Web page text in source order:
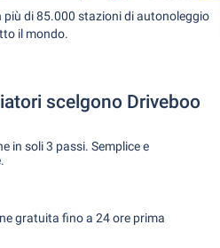
più di 85.000 stazioni di autonoleggio
il mondo.
scelgono Driveboo
in soli 3 passi. Semplice e
gratuita fino a 24 ore prima